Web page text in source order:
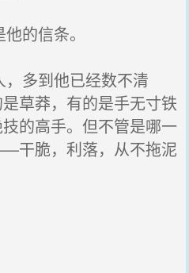
的信条。
多到他已经数不清
草莽，有的是手无寸铁
的高手。但不管是哪一
干脆，利落，从不拖泥